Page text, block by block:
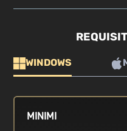
WINDOWS
MINIMI